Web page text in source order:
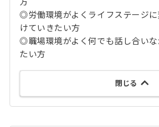
◎労働環境がよくライフステージ
けていきたい方
◎職場環境がよく何でも話し合い
たい方
閉じる